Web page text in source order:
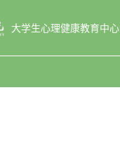
大学生心理健康教育中心